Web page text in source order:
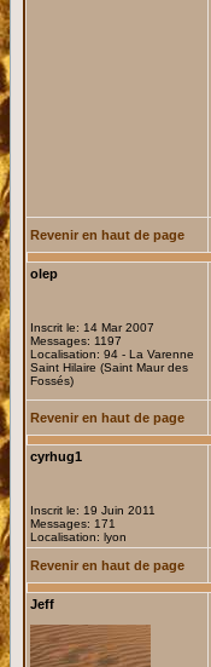
Revenir en haut de page
olep
Inscrit le: 14 Mar 2007
Messages: 1197
Localisation: 94 - La Varenne
Saint Hilaire (Saint Maur des
Fossés)
Revenir en haut de page
cyrhug1
Inscrit le: 19 Juin 2011
Messages: 171
Localisation: lyon
Revenir en haut de page
Jeff